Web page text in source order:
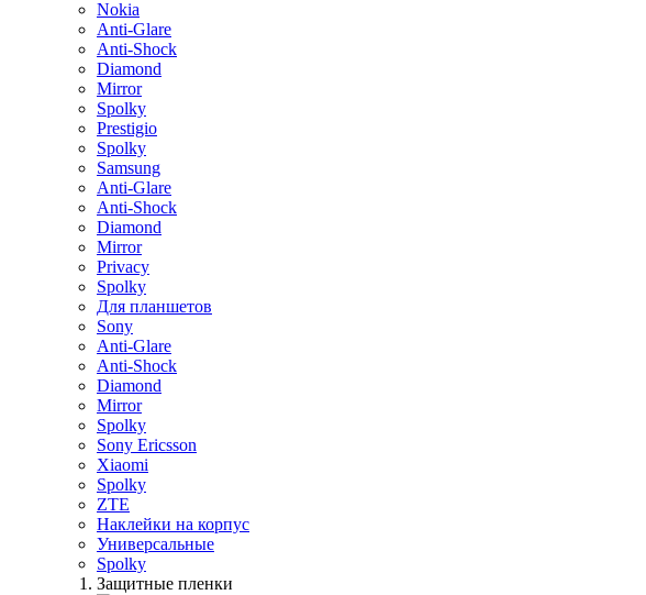
Nokia
Anti-Glare
Anti-Shock
Diamond
Mirror
Spolky
Prestigio
Spolky
Samsung
Anti-Glare
Anti-Shock
Diamond
Mirror
Privacy
Spolky
Для планшетов
Sony
Anti-Glare
Anti-Shock
Diamond
Mirror
Spolky
Sony Ericsson
Xiaomi
Spolky
ZTE
Наклейки на корпус
Универсальные
Spolky
Защитные пленки